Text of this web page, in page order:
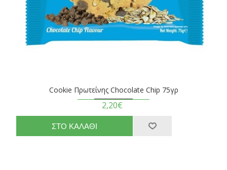
Cookie Πρωτείνης Chocolate Chip 75γρ
2,20€